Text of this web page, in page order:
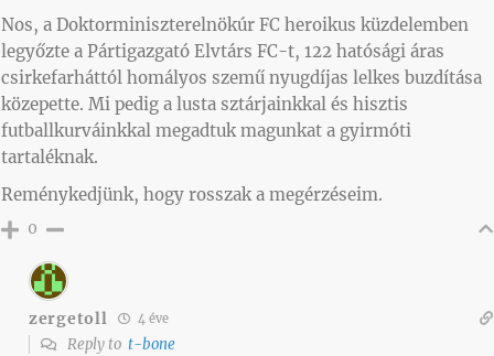
Nos, a Doktorminiszterelnökúr FC heroikus küzdelemben
legyőzte a Pártigazgató Elvtárs FC-t, 122 hatósági áras
csirkefarháttól homályos szemű nyugdíjas lelkes buzdítása
közepette. Mi pedig a lusta sztárjainkkal és hisztis
futballkurváinkkal megadtuk magunkat a gyirmóti
tartaléknak.
Reménykedjünk, hogy rosszak a megérzéseim.
0
zergetoll 4 éve
Reply to t-bone